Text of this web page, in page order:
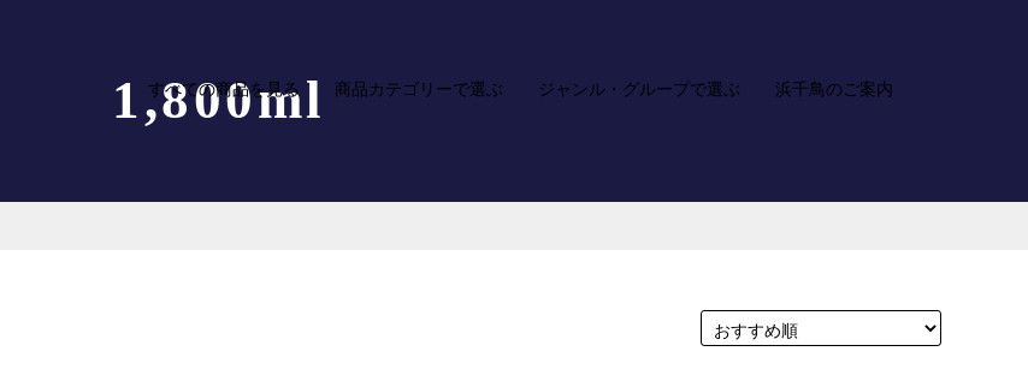
すべての商品を見る 商品カテゴリーで選ぶ ジャンル・グループで選ぶ 浜千鳥のご案内
1,800ml